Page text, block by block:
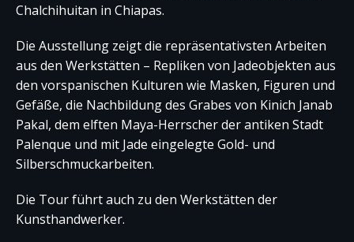
Chalchihuitan in Chiapas.
Die Ausstellung zeigt die repräsentativsten Arbeiten
aus den Werkstätten – Repliken von Jadeobjekten aus
den vorspanischen Kulturen wie Masken, Figuren und
Gefäße, die Nachbildung des Grabes von Kinich Janab
Pakal, dem elften Maya-Herrscher der antiken Stadt
Palenque und mit Jade eingelegte Gold- und
Silberschmuckarbeiten.
Die Tour führt auch zu den Werkstätten der
Kunsthandwerker.